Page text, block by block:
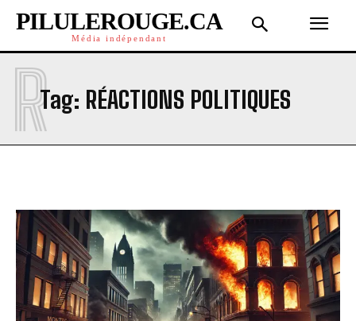
PILULEROUGE.CA
Média indépendant
Tag: RÉACTIONS POLITIQUES
R